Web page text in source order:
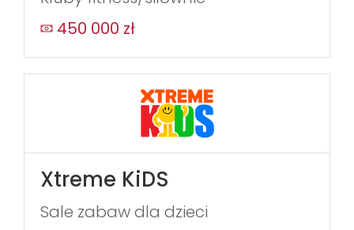
450 000 zł
Xtreme KiDS
Sale zabaw dla dzieci